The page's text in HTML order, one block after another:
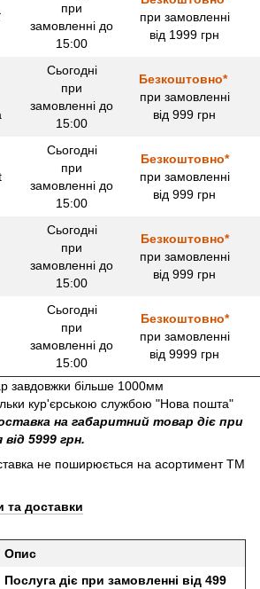
при
замовленні до
15:00
при замовленні
від 1999 грн
Сьогодні
при
замовленні до
15:00
Безкоштовно*
при замовленні
від 999 грн
Сьогодні
при
замовленні до
15:00
Безкоштовно*
при замовленні
від 999 грн
Сьогодні
при
замовленні до
15:00
Безкоштовно*
при замовленні
від 999 грн
Сьогодні
при
замовленні до
15:00
Безкоштовно*
при замовленні
від 9999 грн
завдовжки більше 1000мм
кур'єрською службою "Нова пошта"
на габаритний товар діє при
5999 грн.
не поширюється на асортимент ТМ
та доставки
Опис
Послуга діє при замовленні від 499